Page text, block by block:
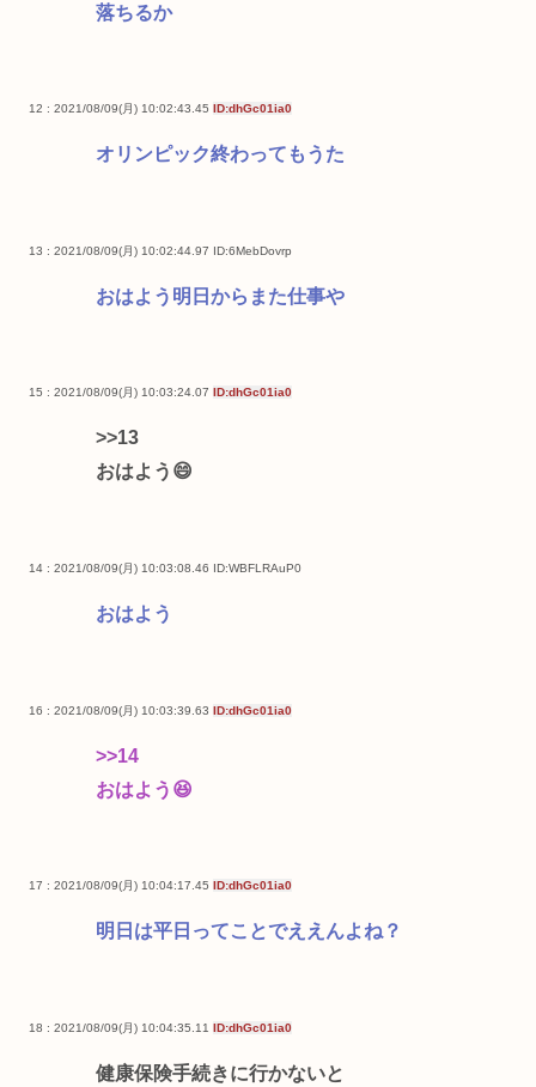
落ちるか
12 : 2021/08/09(月) 10:02:43.45 ID:dhGc01ia0
オリンピック終わってもうた
13 : 2021/08/09(月) 10:02:44.97 ID:6MebDovrp
おはよう明日からまた仕事や
15 : 2021/08/09(月) 10:03:24.07 ID:dhGc01ia0
>>13
おはよう😄
14 : 2021/08/09(月) 10:03:08.46 ID:WBFLRAuP0
おはよう
16 : 2021/08/09(月) 10:03:39.63 ID:dhGc01ia0
>>14
おはよう😆
17 : 2021/08/09(月) 10:04:17.45 ID:dhGc01ia0
明日は平日ってことでええんよね？
18 : 2021/08/09(月) 10:04:35.11 ID:dhGc01ia0
健康保険手続きに行かないと